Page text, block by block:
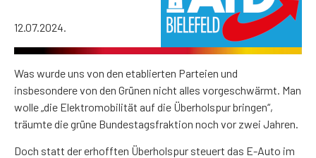
12.07.2024.
Was wurde uns von den etablierten Parteien und
insbesondere von den Grünen nicht alles vorgeschwärmt. Man
wolle „die Elektromobilität auf die Überholspur bringen“,
träumte die grüne Bundestagsfraktion noch vor zwei Jahren.
Doch statt der erhofften Überholspur steuert das E-Auto im